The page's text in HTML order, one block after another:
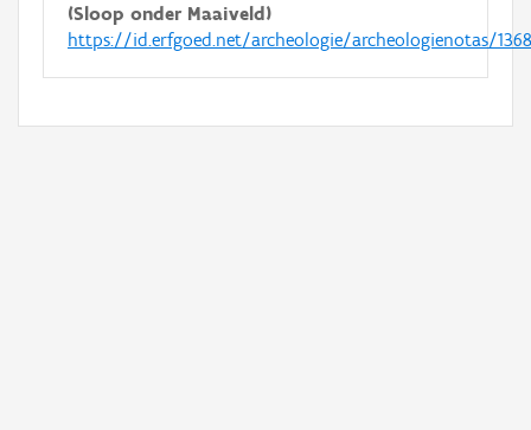
(Sloop onder Maaiveld)
https://id.erfgoed.net/archeologie/archeologienotas/